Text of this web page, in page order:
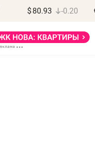
$ 80.93 -0.20